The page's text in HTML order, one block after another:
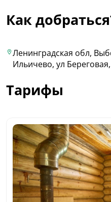
Как
Ленинградская обл,
Ильичево, ул
Тарифы